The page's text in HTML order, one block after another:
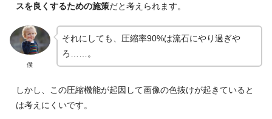
スを良くするための施策だと考えられます。
僕
それにしても、圧縮率90%は流石にやり過ぎや
ろ……。
しかし、この圧縮機能が起因して画像の色抜けが起きていると
は考えにくいです。